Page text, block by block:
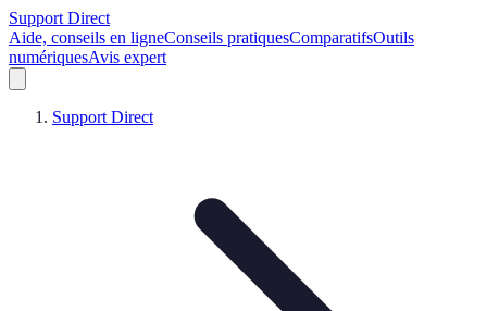
Support Direct
Aide, conseils en ligneConseils pratiquesComparatifsOutils
numériquesAvis expert
Support Direct